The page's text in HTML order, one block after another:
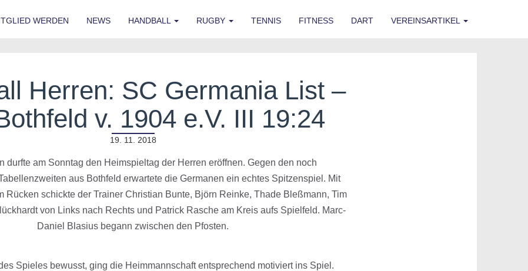
WERDEN NEWS HANDBALL RUGBY TENNIS FITNESS DART VEREINSARTIKEL
Herren: SC Germania List –
v. 1904 e.V. III 19:24
19. 11. 2018
durfte am Sonntag den Heimspieltag der Herren eröffnen. Gegen den noch
aus Bothfeld erwartete die Germanen ein echtes Spitzenspiel. Mit
Rücken schickte der Trainer Christian Bunte, Björn Reinke, Thade Bleßmann, Tim
von Links nach Rechts und Patrick Rasche am Kreis aufs Spielfeld. Marc-
Daniel Blasius begann zwischen den Pfosten.
Spieles bewusst, ging die Heimmannschaft entsprechend motiviert ins Spiel.